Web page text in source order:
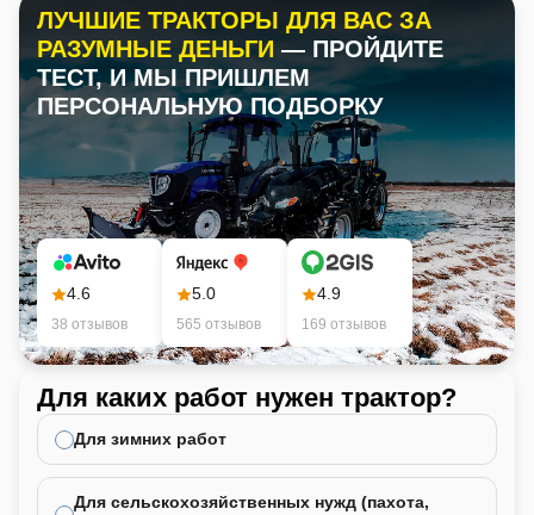
ЛУЧШИЕ ТРАКТОРЫ ДЛЯ ВАС ЗА
РАЗУМНЫЕ ДЕНЬГИ — ПРОЙДИТЕ
ТЕСТ, И МЫ ПРИШЛЕМ
ПЕРСОНАЛЬНУЮ ПОДБОРКУ
4.6
38 отзывов
5.0
565 отзывов
4.9
169 отзывов
Для каких работ нужен трактор?
Для зимних работ
Для сельскохозяйственных нужд (пахота,